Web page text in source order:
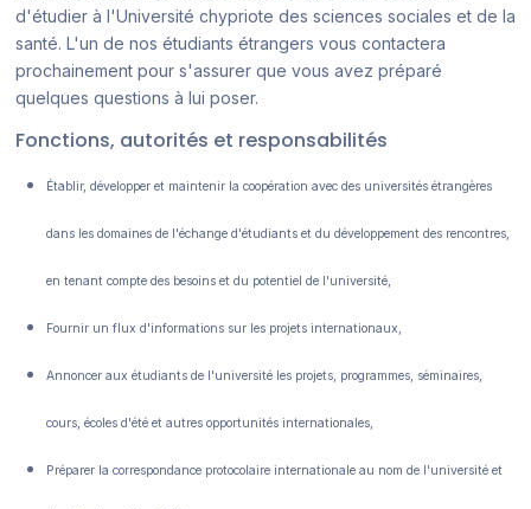
d'étudier à l'Université chypriote des sciences sociales et de la
santé. L'un de nos étudiants étrangers vous contactera
prochainement pour s'assurer que vous avez préparé
quelques questions à lui poser.
Fonctions, autorités et responsabilités
Établir, développer et maintenir la coopération avec des universités étrangères
dans les domaines de l'échange d'étudiants et du développement des rencontres,
en tenant compte des besoins et du potentiel de l'université,
Fournir un flux d'informations sur les projets internationaux,
Annoncer aux étudiants de l'université les projets, programmes, séminaires,
cours, écoles d'été et autres opportunités internationales,
Préparer la correspondance protocolaire internationale au nom de l'université et